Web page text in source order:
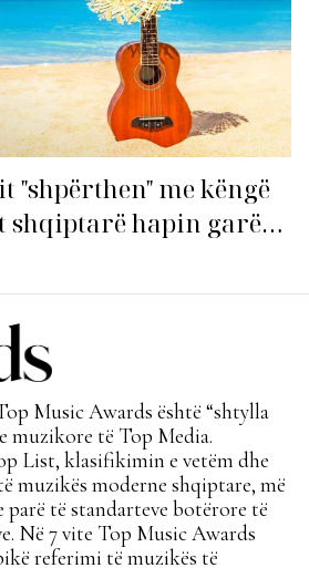
me këngë
shqiptarë hapin garën
Music Awards është “shtylla
muzikore të Top Media.
List, klasifikimin e vetëm dhe
muzikës moderne shqiptare, më
parë të standarteve botërore të
Në 7 vite Top Music Awards
referimi të muzikës të